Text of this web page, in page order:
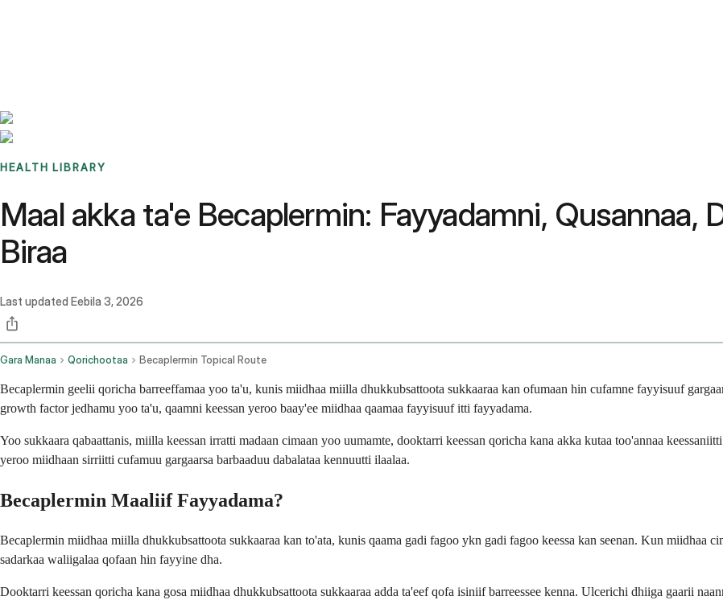
HEALTH LIBRARY
Maal akka ta'e Becaplermin: Fayyadamni, Qusannaa,
Biraa
Last updated Eebila 3, 2026
Gara Manaa Qorichootaa Becaplermin Topical Route
Becaplermin geelii qoricha barreeffamaa yoo ta'u, kunis miidhaa miilla dhukkubsattoota sukkaaraa kan ofumaan hin cufamne fayyisuuf
growth factor jedhamu yoo ta'u, qaamni keessan yeroo baay'ee miidhaa qaamaa fayyisuuf itti fayyadama.
Yoo sukkaara qabaattanis, miilla keessan irratti madaan cimaan yoo uumamte, dooktarri keessan qoricha kana akka kutaa too'annaa
yeroo miidhaan sirriitti cufamuu gargaarsa barbaaduu dabalataa kennuutti ilaalaa.
Becaplermin Maaliif Fayyadama?
Becaplermin miidhaa miilla dhukkubsattoota sukkaaraa kan to'ata, kunis qaama gadi fagoo ykn gadi fagoo keessa kan seenan. Kun miidhaa
sadarkaa waliigalaa qofaan hin fayyine dha.
Dooktarri keessan qoricha kana gosa miidhaa dhukkubsattoota sukkaaraa adda ta'eef qofa isiniif barreessee kenna. Ulcerichi dhiiga gaarii